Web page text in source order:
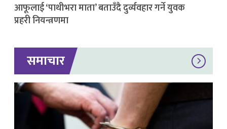
आफूलाई ‘पाथीभरा माता’ बताउँदै दुर्व्यवहार गर्ने युवक
प्रहरी नियन्त्रणमा
समाचार